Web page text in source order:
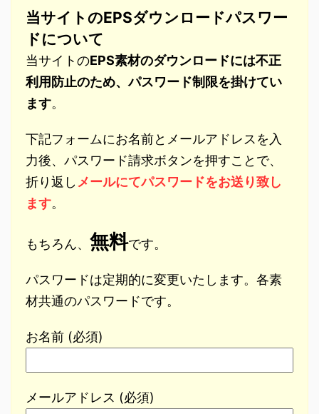
当サイトのEPSダウンロードパスワー
ドについて
当サイトのEPS素材のダウンロードには不正
利用防止のため、パスワード制限を掛けてい
ます。
下記フォームにお名前とメールアドレスを入
力後、パスワード請求ボタンを押すことで、
折り返し メールにてパスワードをお送り致し
ます。
もちろん、 無料です。
パスワードは定期的に変更いたします。各素
材共通のパスワードです。
お名前 (必須)
メールアドレス (必須)